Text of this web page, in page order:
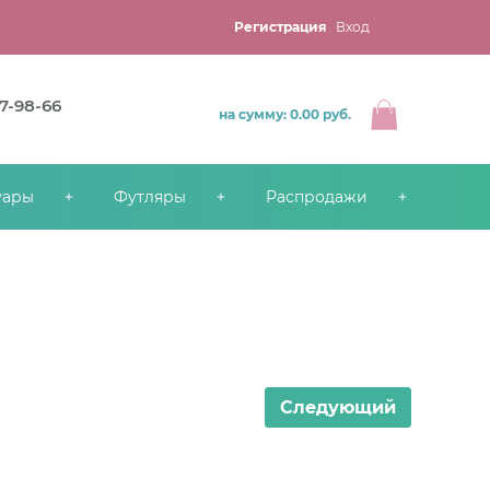
Регистрация Вход
98-66 на сумму: 0.00 руб.
Футляры Распродажи
Следующий